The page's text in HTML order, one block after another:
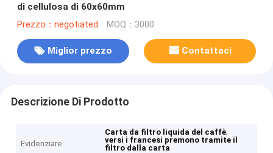
di cellulosa di 60x60mm
Prezzo：negotiated MOQ：3000
Miglior prezzo Contattaci
Descrizione Di Prodotto
Evidenziare
Carta da filtro liquida del caffè,
versi i francesi premono tramite il
filtro dalla carta